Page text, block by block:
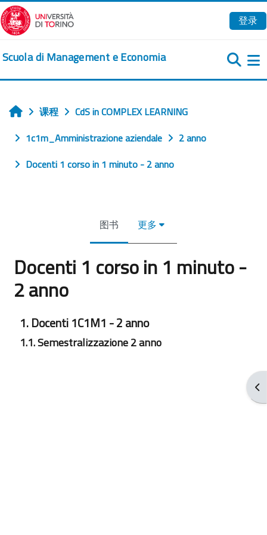
跳到主要内容
登录
Scuola di Management e Economia
打
首页课程
CdS in COMPLEX LEARNING
1c1m_Amministrazione aziendale
2 anno
Docenti 1 corso in 1 minuto - 2 anno
图书 更多
Docenti 1 corso in 1 minuto -
2 anno
1. Docenti 1C1M1 - 2 anno
1.1. Semestralizzazione 2 anno